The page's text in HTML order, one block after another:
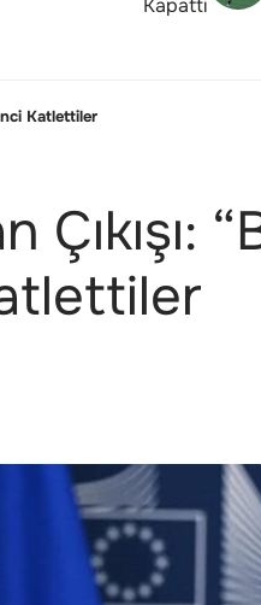
Kapattı
Katlettiler